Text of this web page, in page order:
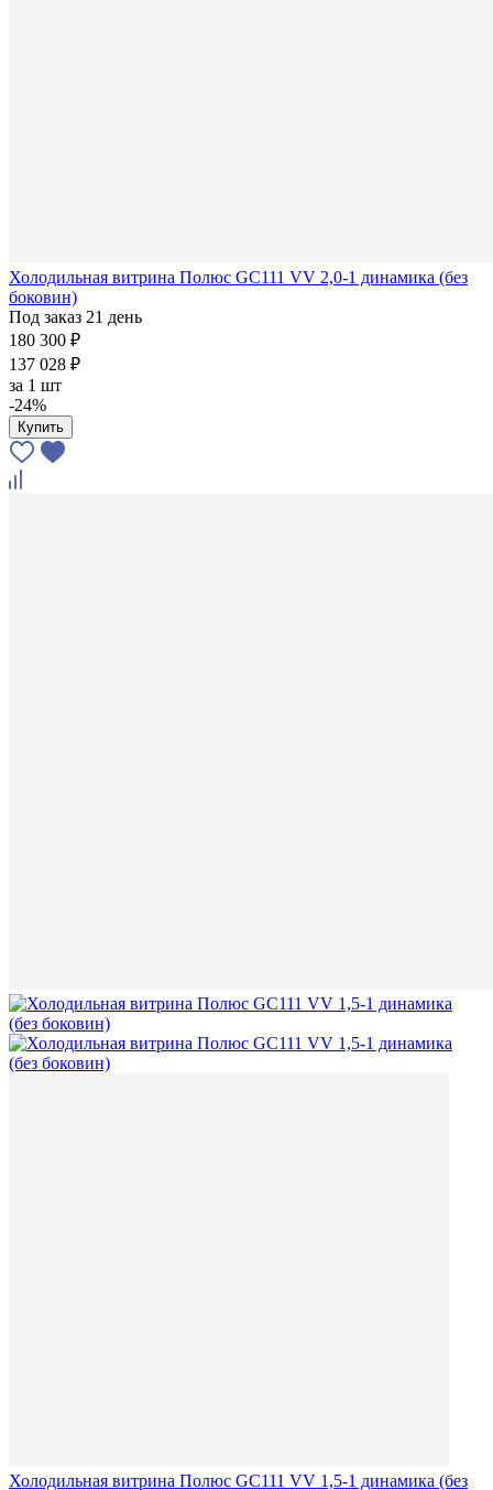
Холодильная витрина Полюс GC111 VV 2,0-1 динамика (без
боковин)
Под заказ 21 день
180 300 ₽
137 028 ₽
за 1 шт
-24%
Купить
Холодильная витрина Полюс GC111 VV 1,5-1 динамика (без